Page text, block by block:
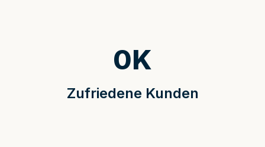
Zufriedene Kunden
0K